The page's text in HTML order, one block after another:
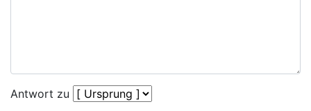
Antwort zu